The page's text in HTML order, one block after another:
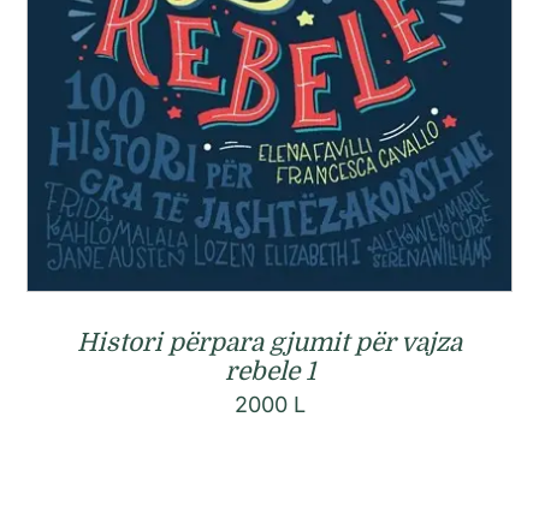
Histori përpara gjumit për vajza
rebele 1
2000 L